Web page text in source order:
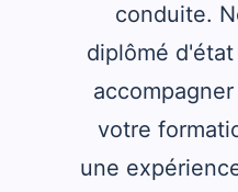
conduite.
diplômé
votre
une